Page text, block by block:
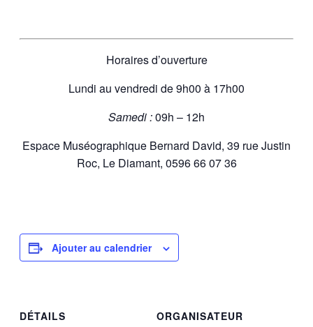
Horaires d’ouverture
Lundi au vendredi de 9h00 à 17h00
Samedi :09h – 12h
Espace Muséographique Bernard David, 39 rue Justin
Roc, Le Diamant, 0596 66 07 36
Ajouter au calendrier
DÉTAILS
ORGANISATEUR